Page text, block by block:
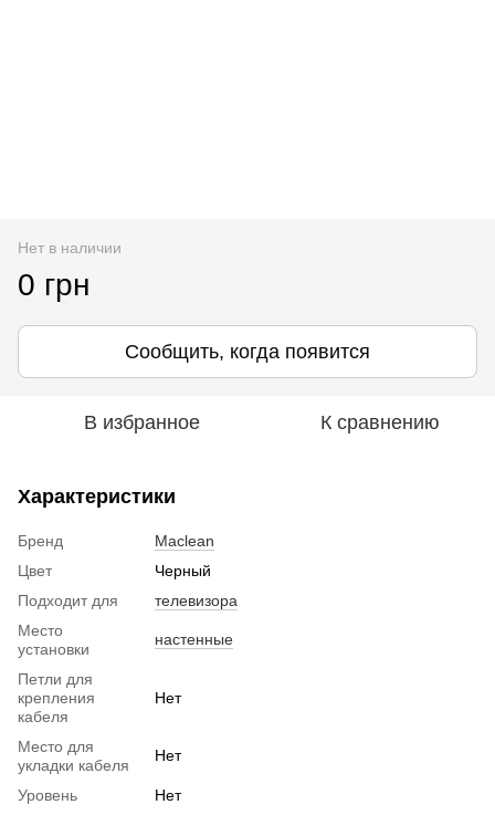
Нет в наличии
0 грн
Сообщить, когда появится
В избранное К сравнению
Характеристики
Бренд
Maclean
Цвет
Черный
Подходит для
телевизора
Место
установки
настенные
Петли для
крепления
кабеля
Нет
Место для
укладки кабеля
Нет
Уровень
Нет